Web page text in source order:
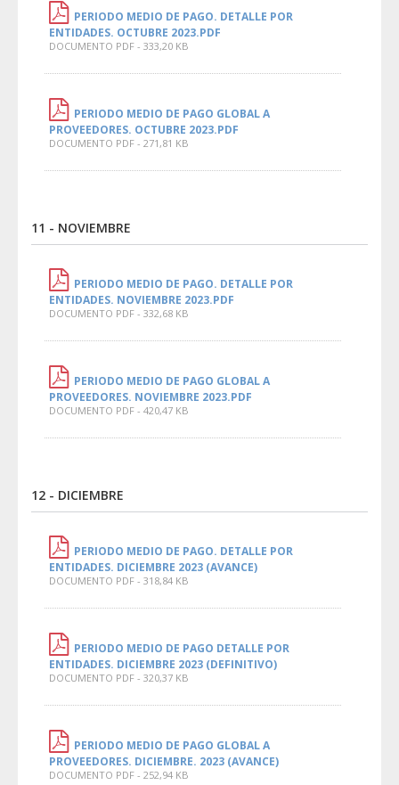
PERIODO MEDIO DE PAGO. DETALLE POR
ENTIDADES. OCTUBRE 2023.PDF
DOCUMENTO PDF - 333,20 KB
PERIODO MEDIO DE PAGO GLOBAL A
PROVEEDORES. OCTUBRE 2023.PDF
DOCUMENTO PDF - 271,81 KB
11 - NOVIEMBRE
PERIODO MEDIO DE PAGO. DETALLE POR
ENTIDADES. NOVIEMBRE 2023.PDF
DOCUMENTO PDF - 332,68 KB
PERIODO MEDIO DE PAGO GLOBAL A
PROVEEDORES. NOVIEMBRE 2023.PDF
DOCUMENTO PDF - 420,47 KB
12 - DICIEMBRE
PERIODO MEDIO DE PAGO. DETALLE POR
ENTIDADES. DICIEMBRE 2023 (AVANCE)
DOCUMENTO PDF - 318,84 KB
PERIODO MEDIO DE PAGO DETALLE POR
ENTIDADES. DICIEMBRE 2023 (DEFINITIVO)
DOCUMENTO PDF - 320,37 KB
PERIODO MEDIO DE PAGO GLOBAL A
PROVEEDORES. DICIEMBRE. 2023 (AVANCE)
DOCUMENTO PDF - 252,94 KB